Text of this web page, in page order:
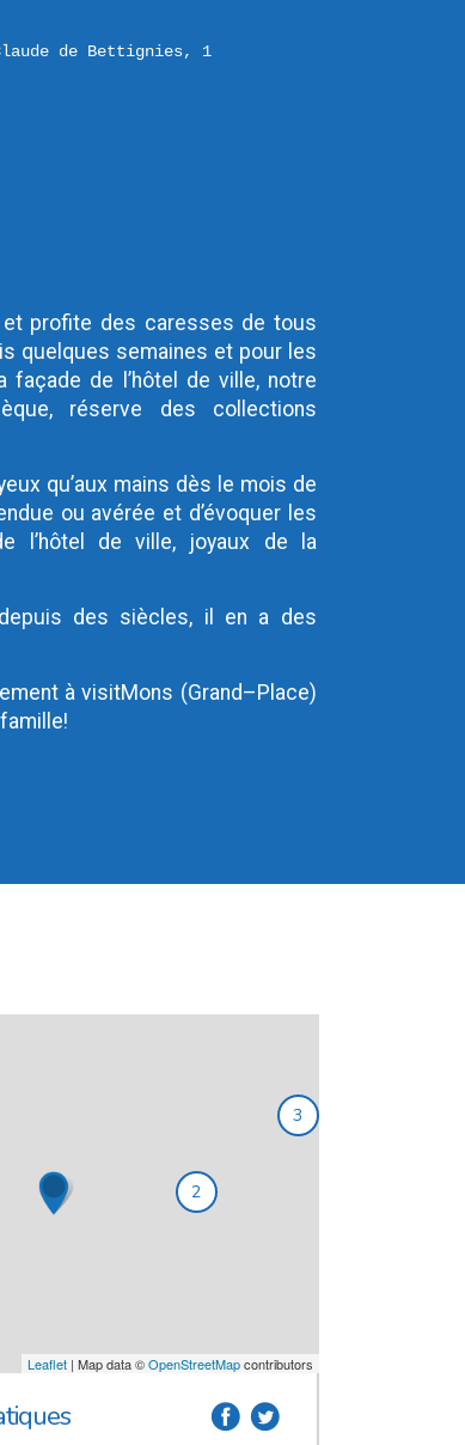
de Bettignies, 1
et profite des caresses de tous
quelques semaines et pour les
de l’hôtel de ville, notre
réserve des collections
qu’aux mains dès le mois de
ou avérée et d’évoquer les
l’hôtel de ville, joyaux de la
des siècles, il en a des
à visitMons (Grand–Place)
3
2
Leaflet | Map data ©OpenStreetMapcontributors
a b